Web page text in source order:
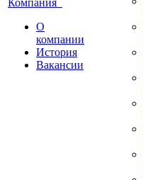
Компания
О
компании
История
Вакансии